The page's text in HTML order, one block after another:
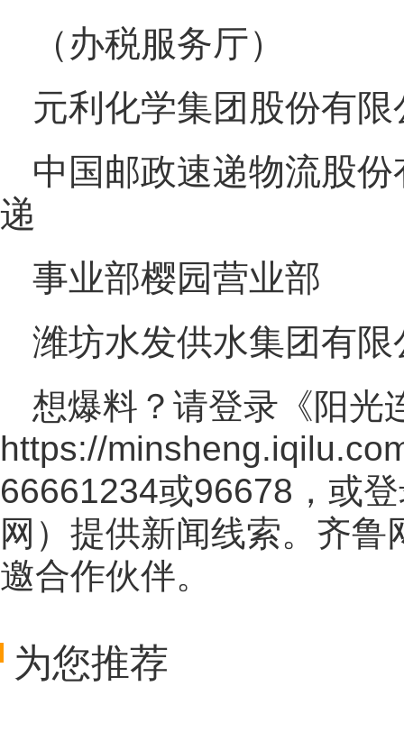
（办税服务厅）
元利化学集团股份有
中国邮政速递物流股
递
事业部樱园营业部
潍坊水发供水集团有
想爆料？请登录《阳光
https://
66661234或96678，或
网 ）提供新闻线索。齐鲁
邀合作伙伴。
为您推荐